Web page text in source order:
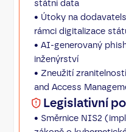
státní data
• Útoky na
rámci digitalizace
• AI-generovaný
inženýrství
• Zneužití
and Access
Legislativní
• Směrnice NIS2